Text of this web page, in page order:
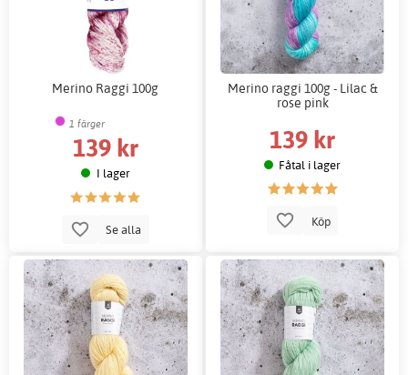
Merino Raggi 100g
1 färger
139 kr
I lager
Se alla
Merino raggi 100g - Lilac &
rose pink
139 kr
Fåtal i lager
Köp